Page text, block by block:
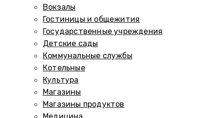
Вокзалы
Гостиницы и общежития
Государственные учреждения
Детские сады
Коммунальные службы
Котельные
Культура
Магазины
Магазины продуктов